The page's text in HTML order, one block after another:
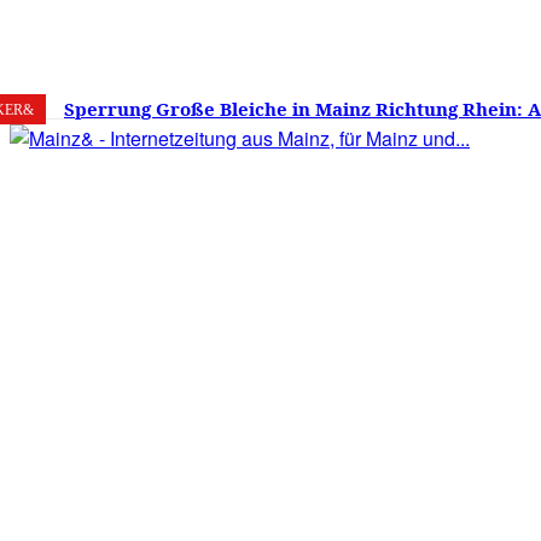
8. August 2026 22.9 Mainz
Sperrung Große Bleiche in Mainz Richtung Rhein:
verwirrt, Mainzer stinksauer – Haben die Mainzer